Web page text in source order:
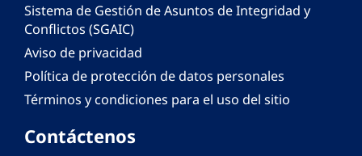
Sistema de Gestión de Asuntos de Integridad y
Conflictos (SGAIC)
Aviso de privacidad
Política de protección de datos personales
Términos y condiciones para el uso del sitio
Contáctenos